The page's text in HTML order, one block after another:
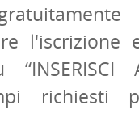
richiesti